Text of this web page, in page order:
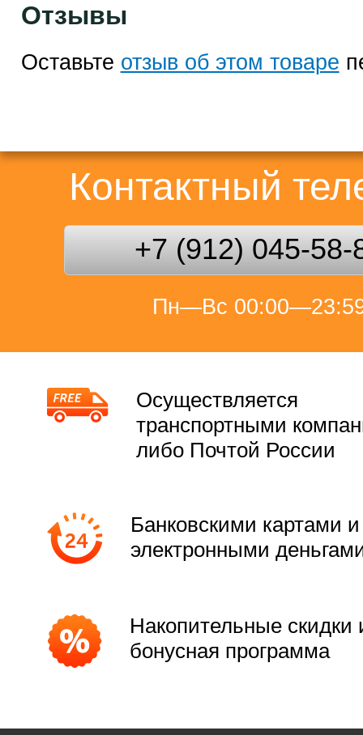
Отзывы
Оставьте отзыв об этом товаре
Контактный
+7 (912) 045-58-
Пн—Вс
Осуществляется
транспортными
либо Почтой России
Банковскими картами и
электронными
Накопительные скидки
бонусная программа